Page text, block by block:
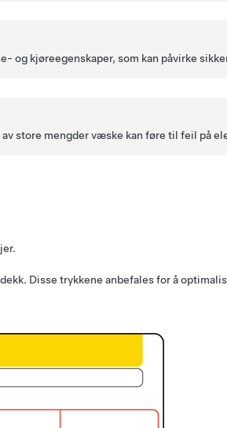
og kjøreegenskaper, som kan påvirke
store mengder væske kan føre til feil på
Disse trykkene anbefales for å